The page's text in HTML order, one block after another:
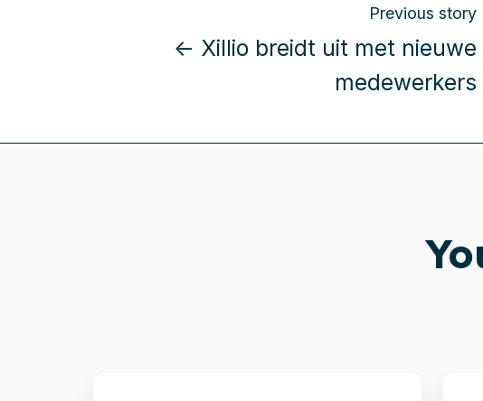
Previous story
← Xillio breidt uit met nieuwe
medewerkers